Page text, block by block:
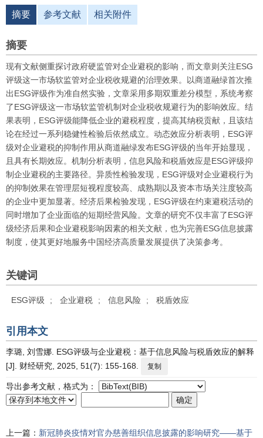
摘要 参考文献 相关附件
摘要
现有文献侧重探讨政府硬监管对企业避税的影响，而文章则关注ESG
评级这一市场软监管对企业税收规避的治理效果。以商道融绿首次推
出ESG评级作为准自然实验，文章采用多期双重差分模型，系统考察
了ESG评级这一市场软监管机制对企业税收规避行为的影响效应。结
果表明，ESG评级能降低企业的避税程度，提高其纳税贡献，且该结
论在经过一系列稳健性检验后依然成立。动态效应分析表明，ESG评
级对企业避税的抑制作用从商道融绿发布ESG评级的当年开始显现，
且具有长期效应。机制分析表明，信息风险和税盾效应是ESG评级抑
制企业避税的主要路径。异质性检验发现，ESG评级对企业避税行为
的抑制效果在管理层短视程度较高、成熟期以及资本市场关注度较高
的企业中更加显著。经济后果检验发现，ESG评级在约束避税活动的
同时增加了企业面临的短期经营风险。文章的研究不仅丰富了ESG评
级经济后果和企业避税影响因素的相关文献，也为完善ESG信息披露
制度，使其更好地服务中国经济高质量发展提供了决策参考。
关键词
ESG评级 ; 企业避税 ; 信息风险 ; 税盾效应
引用本文
李璐, 刘雪娜. ESG评级与企业避税：基于信息风险与税盾效应的解释
[J]. 财经研究, 2025, 51(7): 155-168.
复制
导出参考文献，格式为：
上一篇： 新冠肺炎疫情对官办慈善组织信息披露的影响研究——基于